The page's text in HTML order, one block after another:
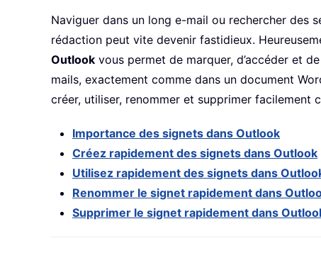
Naviguer dans un long e-mail ou rechercher des
rédaction peut vite devenir fastidieux.
Outlook vous permet de marquer, d’accéder et
mails, exactement comme dans un document
créer, utiliser, renommer et supprimer facilement
Importance des signets dans Outlook
Créez rapidement des signets dans Outlook
Utilisez rapidement des signets dans
Renommer le signet rapidement dans
Supprimer le signet rapidement dans